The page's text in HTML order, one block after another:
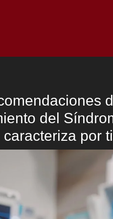
del
caracteriza por